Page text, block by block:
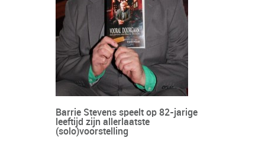
Barrie Stevens speelt op 82-jarige
leeftijd zijn allerlaatste
(solo)voorstelling